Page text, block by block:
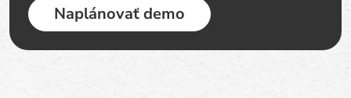
Naplánovať demo